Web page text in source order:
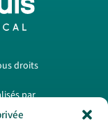
droits
par